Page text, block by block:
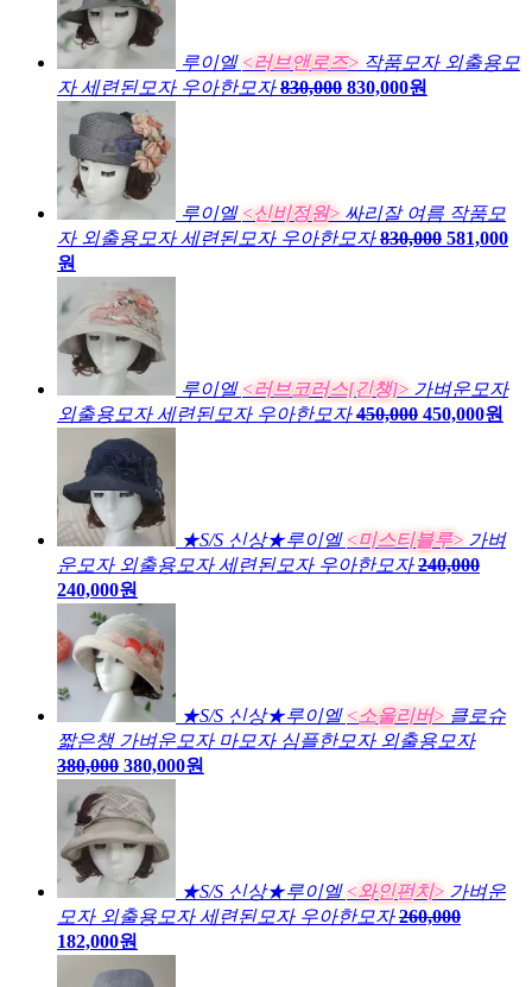
루이엘 <러브앤로즈> 작품모자 외출용모
자 세련된모자 우아한모자 830,000 830,000원
루이엘 <신비정원> 싸리잘 여름 작품모
자 외출용모자 세련된모자 우아한모자 830,000 581,000
원
루이엘 <러브코러스[긴챙]> 가벼운모자
외출용모자 세련된모자 우아한모자 450,000 450,000원
★S/S 신상★루이엘 <미스티블루> 가벼
운모자 외출용모자 세련된모자 우아한모자 240,000
240,000원
★S/S 신상★루이엘 <소울리버> 클로슈
짧은챙 가벼운모자 마모자 심플한모자 외출용모자
380,000 380,000원
★S/S 신상★루이엘 <와인펀치> 가벼운
모자 외출용모자 세련된모자 우아한모자 260,000
182,000원